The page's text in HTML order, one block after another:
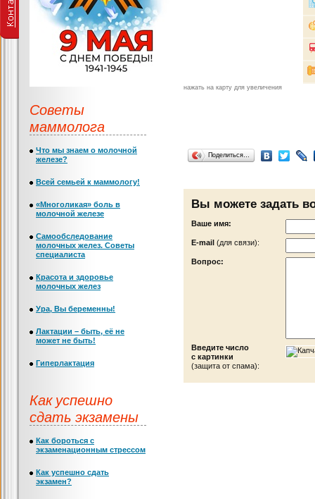
нажать на карту для увеличения
Поделиться…
Вы можете задать
Ваше имя:
Е-mail (для связи):
Вопрос:
Введите число
с картинки
(защита от спама):
Советы
маммолога
Что мы знаем о молочной
железе?
Всей семьей к маммологу!
«Многоликая» боль в
молочной железе
Самообследование
молочных желез. Советы
специалиста
Красота и здоровье
молочных желез
Ура, Вы беременны!
Лактации – быть, её не
может не быть!
Гиперлактация
Как успешно
сдать экзамены
Как бороться с
экзаменационным стрессом
Как успешно сдать
экзамен?